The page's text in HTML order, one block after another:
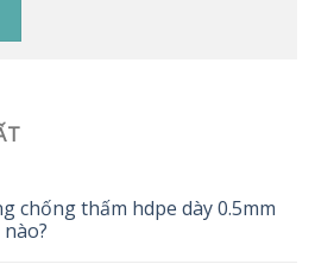
chống thấm hdpe dày 0.5mm